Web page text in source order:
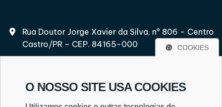
Rua Doutor Jorge Xavier da Silva, nº 806 – Centro
Castro/PR – CEP. 84165-000
(42) 3232-2597
COOKIES
O NOSSO SITE USA COOKIES